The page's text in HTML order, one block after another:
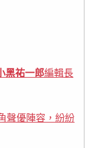
黑祐一郎編輯長
聲優陣容，紛紛